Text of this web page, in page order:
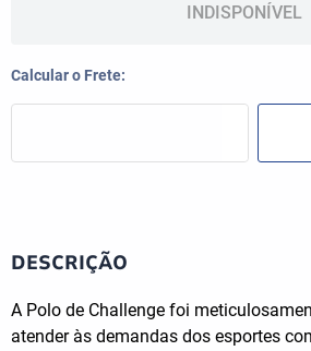
INDISPONÍVEL
DESCRIÇÃO
A Polo de Challenge foi
atender às demandas dos esportes